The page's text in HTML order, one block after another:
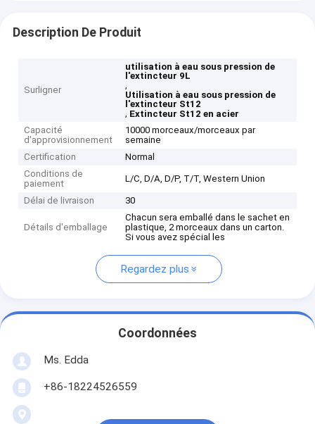
Description De Produit
Surligner
utilisation à eau sous pression de
l'extincteur 9L
,
Utilisation à eau sous pression de
l'extincteur St12
, Extincteur St12 en acier
Capacité
d'approvisionnement
10000 morceaux/morceaux par
semaine
Certification
Normal
Conditions de
paiement
L/C, D/A, D/P, T/T, Western Union
Délai de livraison 30
Détails d'emballage
Chacun sera emballé dans le sachet en
plastique, 2 morceaux dans un carton.
Si vous avez spécial les
Regardez plus
Coordonnées
Ms. Edda
+86-18224526559